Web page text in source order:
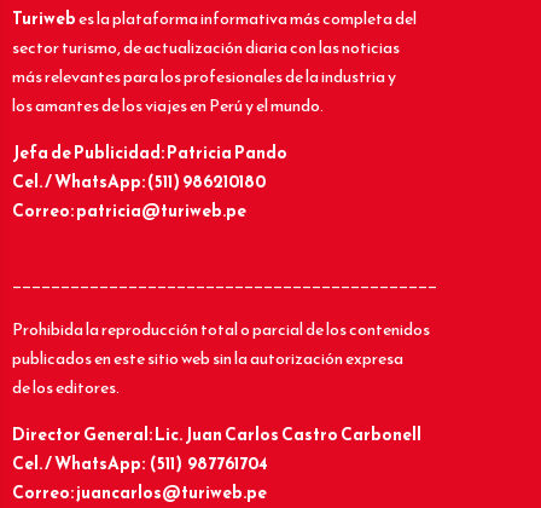
Turiwebes la plataforma informativa más completa del
sector turismo, de actualización diaria con las noticias
más relevantes para los profesionales de la industria y
los amantes de los viajes en Perú y el mundo.
Jefa de Publicidad: Patricia Pando
Cel. / WhatsApp: (511) 986210180
Correo: patricia@turiweb.pe
____________________________________________
Prohibida la reproducción total o parcial de los contenidos
publicados en este sitio web sin la autorización expresa
de los editores.
Director General: Lic.Juan Carlos Castro Carbonell
Cel. / WhatsApp: (511) 987761704
Correo: juancarlos@turiweb.pe